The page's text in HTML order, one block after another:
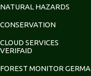
NATURAL HAZARDS
CONSERVATION
CLOUD SERVICES
VERIFAID
FOREST MONITOR